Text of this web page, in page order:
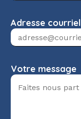
Adresse courriel
Votre message